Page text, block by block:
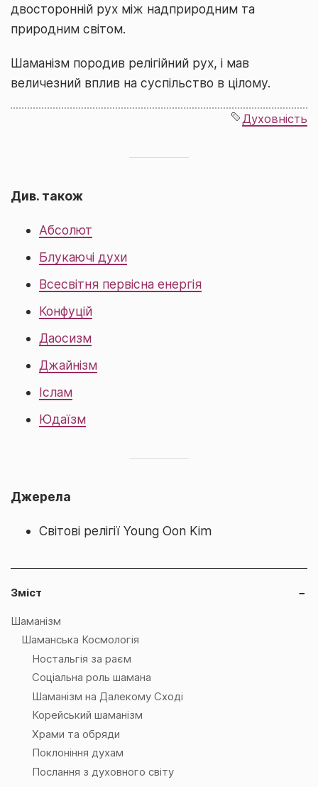
двосторонній рух між надприродним та
природним світом.
Шаманізм породив релігійний рух, і мав
величезний вплив на суспільство в цілому.
Духовність
Див. також
Абсолют
Блукаючі духи
Всесвітня первісна енергія
Конфуцій
Даосизм
Джайнізм
Іслам
Юдаїзм
Джерела
Світові релігії Young Oon Kim
−
Зміст
Шаманізм
Шаманська Космологія
Ностальгія за раєм
Соціальна роль шамана
Шаманізм на Далекому Сході
Корейський шаманізм
Храми та обряди
Поклоніння духам
Послання з духовного світу